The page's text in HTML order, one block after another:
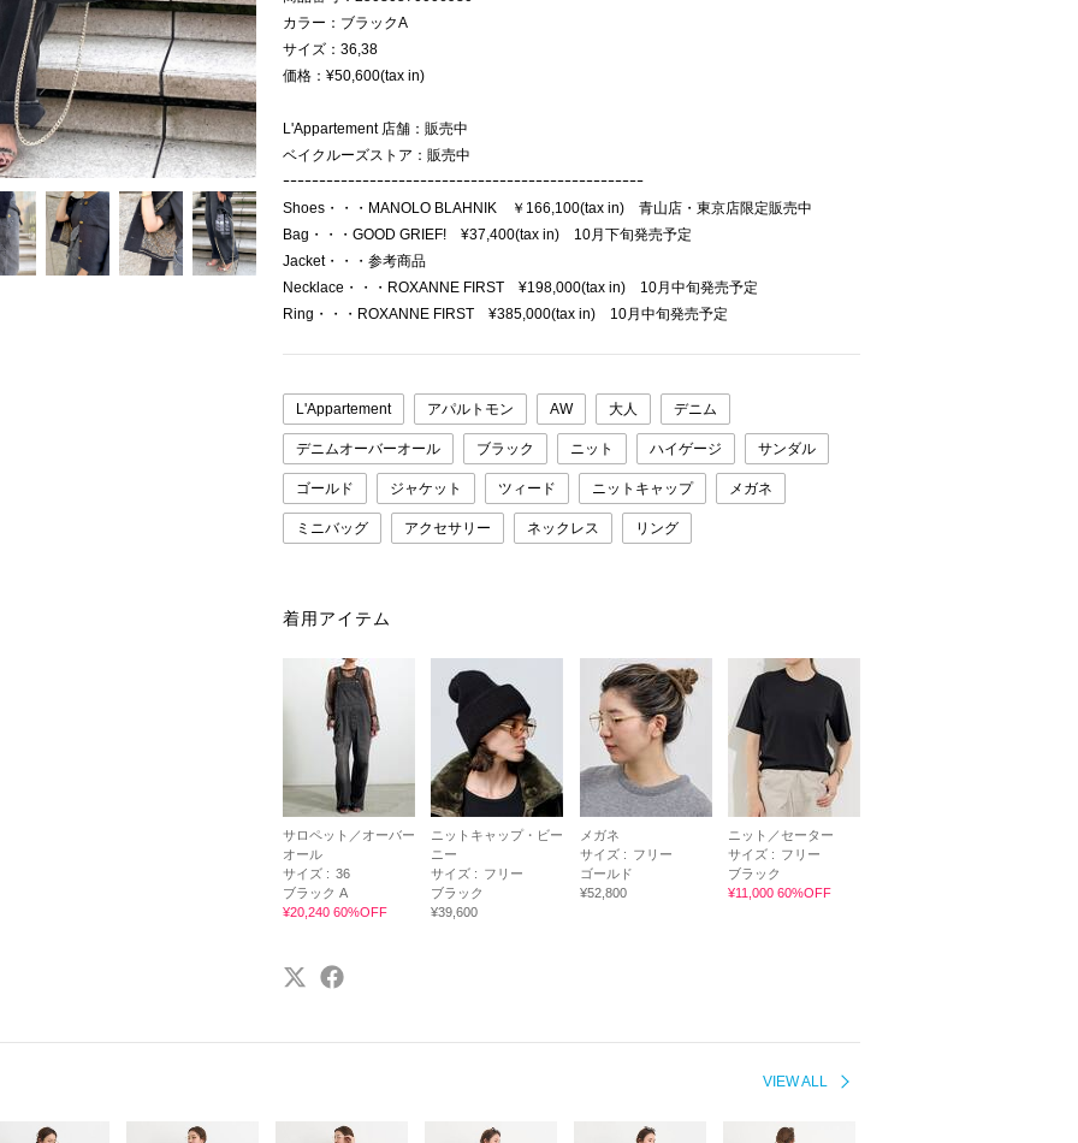
カラー：ブラックA
サイズ：36,38
価格：¥50,600(tax in)
L'Appartement 店舗：販売中
ベイクルーズストア：販売中
ｰｰｰｰｰｰｰｰｰｰｰｰｰｰｰｰｰｰｰｰｰｰｰｰｰｰｰｰｰｰｰｰｰｰｰｰｰｰｰｰｰｰｰｰｰｰｰｰｰｰ
Shoes・・・MANOLO BLAHNIK ￥166,100(tax in) 青山店・東京店限定販売中
Bag・・・GOOD GRIEF! ¥37,400(tax in) 10月下旬発売予定
Jacket・・・参考商品
Necklace・・・ROXANNE FIRST ¥198,000(tax in) 10月中旬発売予定
Ring・・・ROXANNE FIRST ¥385,000(tax in) 10月中旬発売予定
L'Appartement アパルトモン AW 大人 デニム
デニムオーバーオール ブラック ニット ハイゲージ サンダル
ゴールド ジャケット ツィード ニットキャップ メガネ
ミニバッグ アクセサリー ネックレス リング
着用アイテム
サロペット／オーバー
オール
サイズ : 36
ブラック A
¥20,240 60%OFF
ニットキャップ・ビー
ニー
サイズ : フリー
ブラック
¥39,600
メガネ
サイズ : フリー
ゴールド
¥52,800
ニット／セーター
サイズ : フリー
ブラック
¥11,000 60%OFF
VIEW ALL